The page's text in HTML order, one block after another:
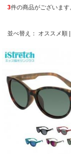
3件の商品がございます
並べ替え： オススメ順